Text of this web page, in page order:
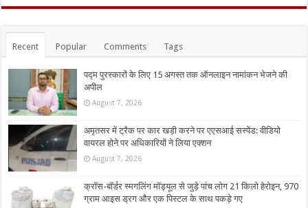
Recent Popular Comments Tags
पद्म पुरस्कारों के लिए 15 अगस्त तक ऑनलाइन नामांकन भेजने की
अपील
August 7, 2026
अमृतसर में ट्रैक पर कार खड़ी करने पर एएसआई सस्पेंड: वीडियो
वायरल होने पर अधिकारियों ने लिया एक्शन
August 7, 2026
क्रॉस-बॉर्डर स्मगलिंग मॉड्यूल से जुड़े पांच लोग 21 किलो हेरोइन, 970
ग्राम आइस ड्रग और एक पिस्टल के साथ पकड़े गए